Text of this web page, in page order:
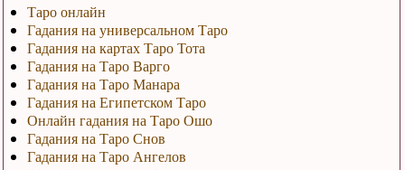
Таро онлайн
Гадания на универсальном Таро
Гадания на картах Таро Тота
Гадания на Таро Варго
Гадания на Таро Манара
Гадания на Египетском Таро
Онлайн гадания на Таро Ошо
Гадания на Таро Снов
Гадания на Таро Ангелов